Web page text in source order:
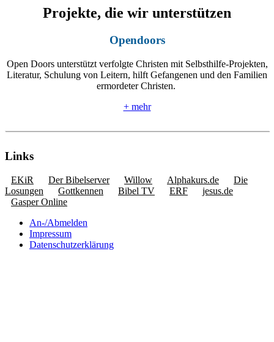
Projekte, die wir unterstützen
Opendoors
Open Doors unterstützt verfolgte Christen mit Selbsthilfe-Projekten,
Literatur, Schulung von Leitern, hilft Gefangenen und den Familien
ermordeter Christen.
+ mehr
Links
EKiR Der Bibelserver Willow Alphakurs.de
Die
Losungen
Gottkennen Bibel TV ERF
jesus.de
Gasper Online
An-/Abmelden
Impressum
Datenschutzerklärung